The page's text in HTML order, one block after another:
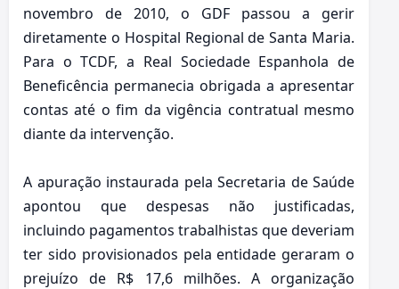
novembro de 2010, o GDF passou a gerir
diretamente o Hospital Regional de Santa Maria.
Para o TCDF, a Real Sociedade Espanhola de
Beneficência permanecia obrigada a apresentar
contas até o fim da vigência contratual mesmo
diante da intervenção.
A apuração instaurada pela Secretaria de Saúde
apontou que despesas não justificadas,
incluindo pagamentos trabalhistas que deveriam
ter sido provisionados pela entidade geraram o
prejuízo de R$ 17,6 milhões. A organização